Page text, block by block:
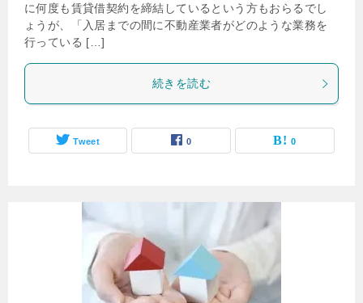
に何度も賃貸借契約を締結しているという方もおらるでし
ょうが、「入居までの間に不動産業者がどのような業務を
行っている […]
続きを読む
Tweet 0 0